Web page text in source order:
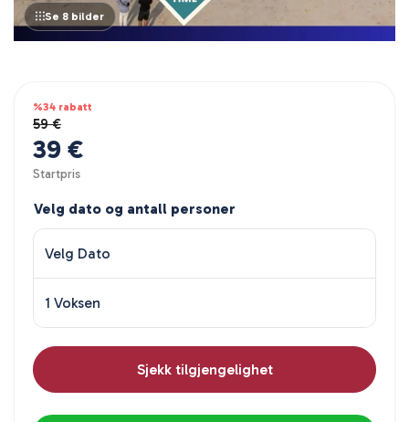
Se 8 bilder
%34 rabatt
59 €
39 €
Startpris
Velg dato og antall personer
Velg Dato
1 Voksen
Sjekk tilgjengelighet